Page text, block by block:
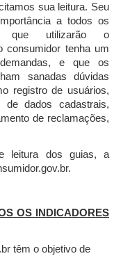
sua leitura. Seu
a todos os
que utilizarão o
consumidor tenha um
e que os
sanadas dúvidas
registro de usuários,
de dados cadastrais,
de reclamações,
leitura dos guias, a
OS INDICADORES
têm o objetivo de